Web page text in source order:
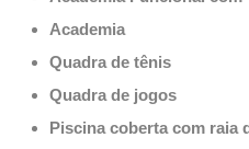
Academia
Quadra de tênis
Quadra de jogos
Piscina coberta com raia